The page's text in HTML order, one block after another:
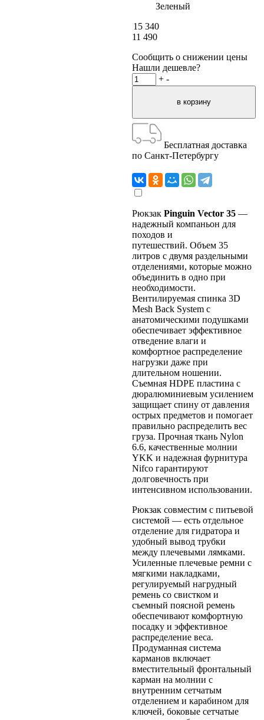
Зеленый
15 340
11 490
Сообщить о снижении цены
Нашли дешевле?
+ -
Бесплатная доставка
по Санкт-Петербургу
Рюкзак Pinguin Vector 35 —
надежный компаньон для
походов и
путешествий. Объем 35
литров с двумя раздельными
отделениями, которые можно
объединить в одно при
необходимости.
Вентилируемая спинка 3D
Mesh Back System с
анатомическими подушками
обеспечивает эффективное
отведение влаги и
комфортное распределение
нагрузки даже при
длительном ношении.
Съемная HDPE пластина с
дюралюминиевым усилением
защищает спину от давления
острых предметов и помогает
правильно распределить вес
груза. Прочная ткань Nylon
6.6, качественные молнии
YKK и надежная фурнитура
Nifco гарантируют
долговечность при
интенсивном использовании.
Рюкзак совместим с питьевой
системой — есть отдельное
отделение для гидратора и
удобный вывод трубки
между плечевыми лямками.
Усиленные плечевые ремни с
мягкими накладками,
регулируемый нагрудный
ремень со свистком и
съемный поясной ремень
обеспечивают комфортную
посадку и эффективное
распределение веса.
Продуманная система
карманов включает
вместительный фронтальный
карман на молнии с
внутренним сетчатым
отделением и карабином для
ключей, боковые сетчатые